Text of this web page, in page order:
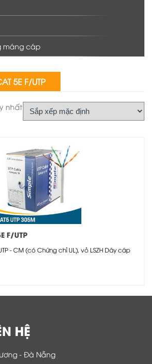
máng cáp
5E F/UTP
nhất
F/UTP
- CM (có Chứng chỉ UL), vỏ LSZH Dây cáp
HỆ
- Đà Nẵng